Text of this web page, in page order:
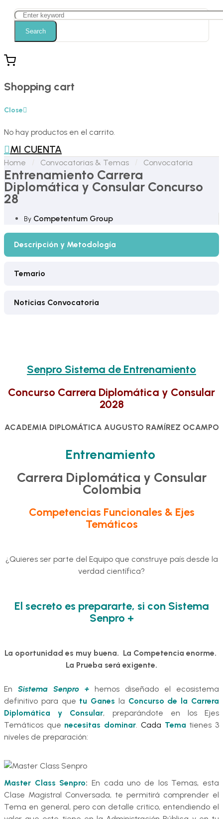
Search
Shopping cart
Close
No hay productos en el carrito.
MI CUENTA
Home Convocatorias & Temas Convocatoria
Entrenamiento Carrera
Diplomática y Consular Concurso
28
By Competentum Group
Descripción y Metodología
Temario
Noticias Convocatoria
Senpro Sistema de Entrenamiento
Concurso Carrera Diplomática y Consular
2028
ACADEMIA DIPLOMÁTICA AUGUSTO RAMÍREZ OCAMPO
Entrenamiento
Carrera Diplomática y Consular
Colombia
Competencias Funcionales & Ejes
Temáticos
¿Quieres ser parte del Equipo que construye país desde la
verdad científica?
El secreto es prepararte, si con Sistema
Senpro +
La oportunidad es muy buena. La Competencia enorme.
La Prueba será exigente.
En Sistema Senpro + hemos diseñado el ecosistema
definitivo para que tu Ganes la Concurso de la Carrera
Diplomática y Consular, preparándote en los Ejes
Temáticos que necesitas dominar Cada Tema tienes 3
niveles de preparación:
Master Class Senpro: En cada uno de los Temas, esta
Clase Magistral Conversada, te permitirá comprender el
Tema en general, pero con detalle critico, entendiendo el